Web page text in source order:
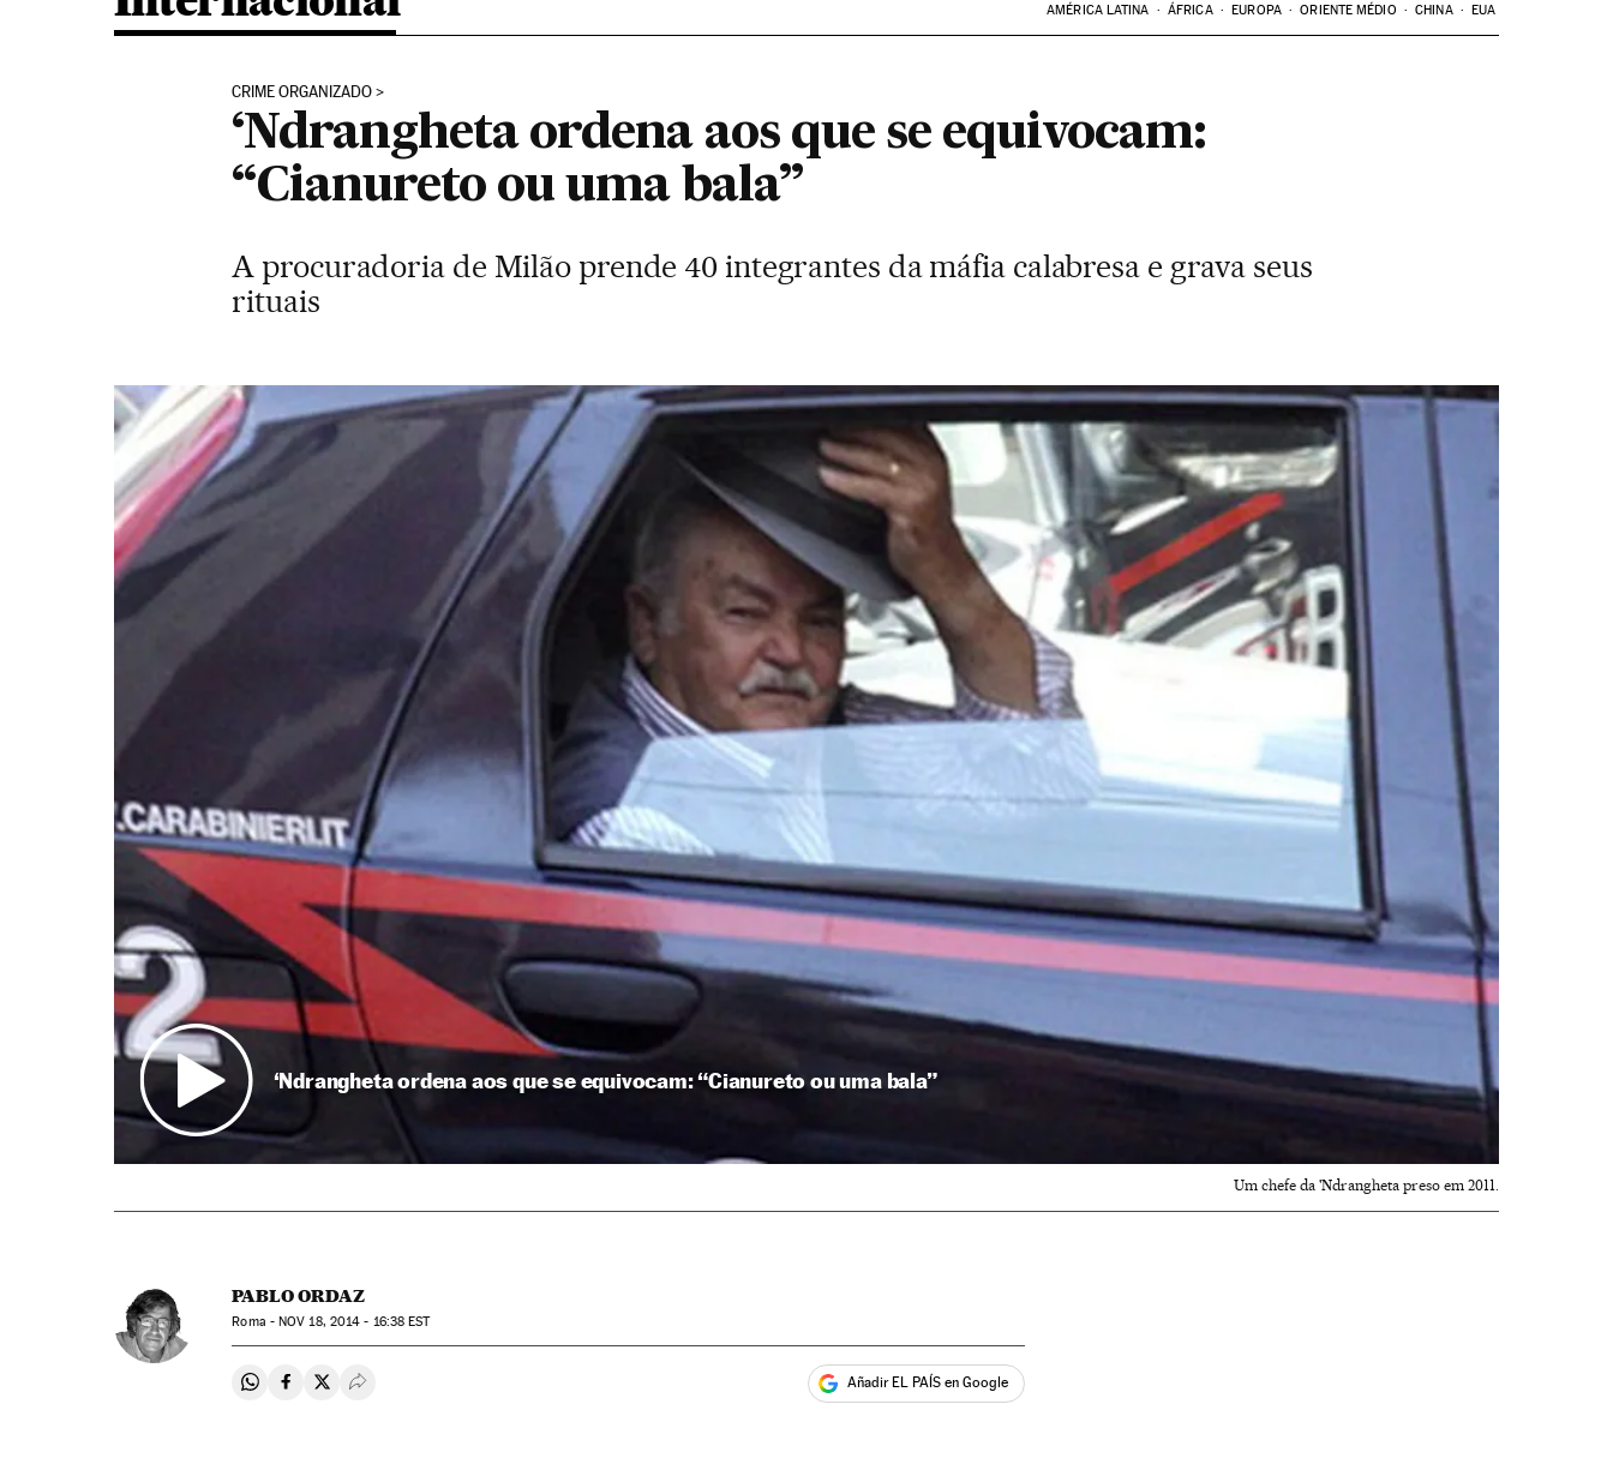
AMÉRICA LATINA ÁFRICA EUROPA ORIENTE MÉDIO CHINA EUA
CRIME ORGANIZADO
‘Ndrangheta ordena aos que se equivocam:
“Cianureto ou uma bala”
A procuradoria de Milão prende 40 integrantes da máfia calabresa e grava seus
rituais
‘Ndrangheta ordena aos que se equivocam: “Cianureto ou uma bala”
Um chefe da 'Ndrangheta preso em 2011.
PABLO ORDAZ
Roma -NOV 18, 2014 - 16:38 EST
Compartir en Whatsapp
Compartir en Facebook
Compartir en Twitter
Desplegar Redes Sociales Añadir EL PAÍS en Google